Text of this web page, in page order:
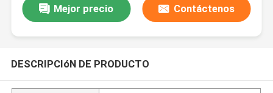
Mejor precio Contáctenos
DESCRIPCIóN DE PRODUCTO